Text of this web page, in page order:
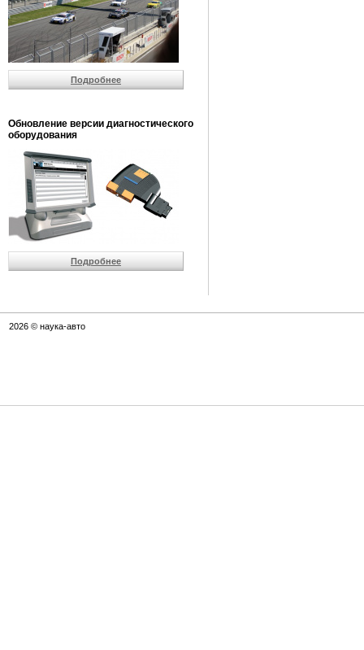
Подробнее
Обновление версии диагностического
оборудования
Подробнее
2026 © наука-авто